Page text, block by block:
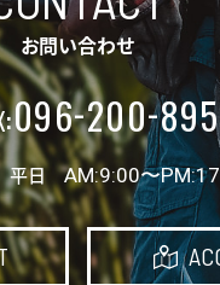
お問い合わせ
:096-200-
平日AM:9:00〜